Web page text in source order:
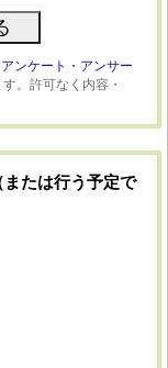
アンケート・アンサー
。許可なく内容・
たは行う予定で